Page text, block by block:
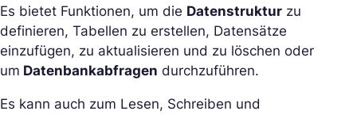
Es bietet Funktionen, um die Datenstruktur zu
definieren, Tabellen zu erstellen, Datensätze
einzufügen, zu aktualisieren und zu löschen oder
um Datenbankabfragen durchzuführen.
Es kann auch zum Lesen, Schreiben und